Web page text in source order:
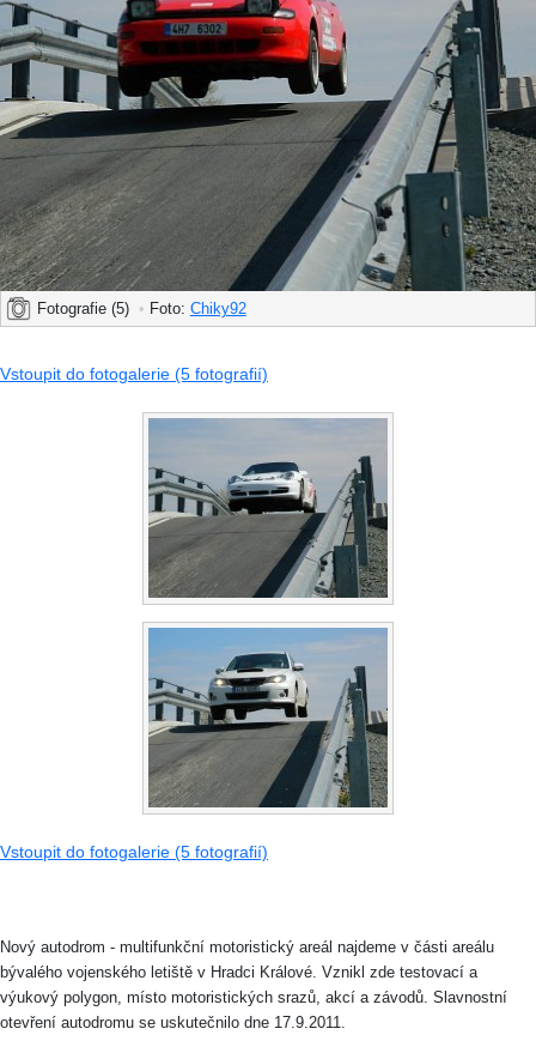
Fotografie (5) • Foto: Chiky92
Vstoupit do fotogalerie (5 fotografií)
Vstoupit do fotogalerie (5 fotografií)
Nový autodrom - multifunkční motoristický areál najdeme v části areálu
bývalého vojenského letiště v Hradci Králové. Vznikl zde testovací a
výukový polygon, místo motoristických srazů, akcí a závodů. Slavnostní
otevření autodromu se uskutečnilo dne 17.9.2011.